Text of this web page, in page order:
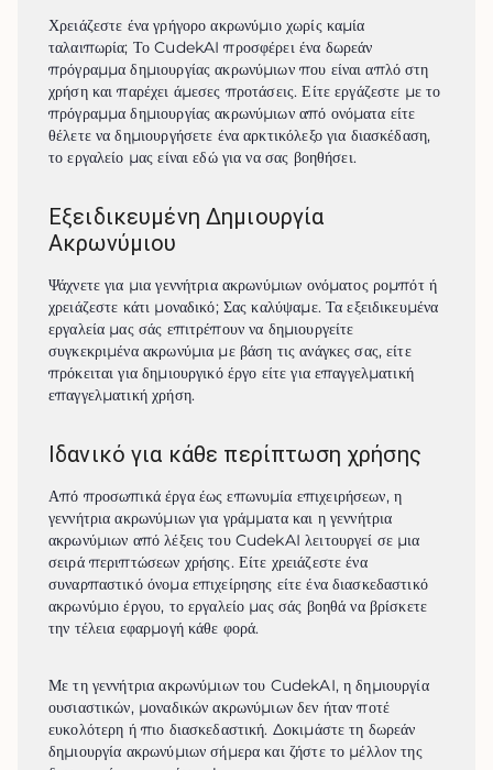
Χρειάζεστε ένα γρήγορο ακρωνύμιο χωρίς καμία
ταλαιπωρία; Το CudekAI προσφέρει ένα δωρεάν
πρόγραμμα δημιουργίας ακρωνύμιων που είναι απλό στη
χρήση και παρέχει άμεσες προτάσεις. Είτε εργάζεστε με το
πρόγραμμα δημιουργίας ακρωνύμιων από ονόματα είτε
θέλετε να δημιουργήσετε ένα αρκτικόλεξο για διασκέδαση,
το εργαλείο μας είναι εδώ για να σας βοηθήσει.
Εξειδικευμένη Δημιουργία
Ακρωνύμιου
Ψάχνετε για μια γεννήτρια ακρωνύμιων ονόματος ρομπότ ή
χρειάζεστε κάτι μοναδικό; Σας καλύψαμε. Τα εξειδικευμένα
εργαλεία μας σάς επιτρέπουν να δημιουργείτε
συγκεκριμένα ακρωνύμια με βάση τις ανάγκες σας, είτε
πρόκειται για δημιουργικό έργο είτε για επαγγελματική
επαγγελματική χρήση.
Ιδανικό για κάθε περίπτωση χρήσης
Από προσωπικά έργα έως επωνυμία επιχειρήσεων, η
γεννήτρια ακρωνύμιων για γράμματα και η γεννήτρια
ακρωνύμιων από λέξεις του CudekAI λειτουργεί σε μια
σειρά περιπτώσεων χρήσης. Είτε χρειάζεστε ένα
συναρπαστικό όνομα επιχείρησης είτε ένα διασκεδαστικό
ακρωνύμιο έργου, το εργαλείο μας σάς βοηθά να βρίσκετε
την τέλεια εφαρμογή κάθε φορά.
Με τη γεννήτρια ακρωνύμιων του CudekAI, η δημιουργία
ουσιαστικών, μοναδικών ακρωνύμιων δεν ήταν ποτέ
ευκολότερη ή πιο διασκεδαστική. Δοκιμάστε τη δωρεάν
δημιουργία ακρωνύμιων σήμερα και ζήστε το μέλλον της